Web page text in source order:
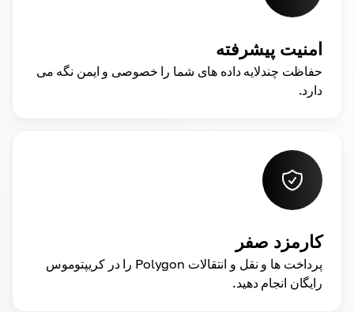
امنیت پیشرفته
حفاظت چندلایه داده های شما را خصوصی و ایمن نگه می
دارد.
کارمزد صفر
پرداخت ها و نقل و انتقالات Polygon را در کریپتوموس
رایگان انجام دهید.